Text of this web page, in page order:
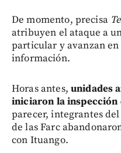
De momento, precisa
atribuyen el ataque a
particular y avanzan
información.
Horas antes, unidades
iniciaron la
parecer, integrantes
de las Farc
con Ituango.